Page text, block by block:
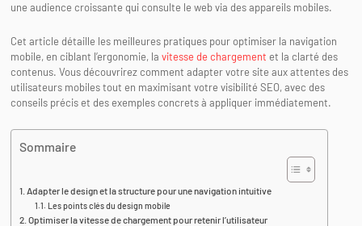
une audience croissante qui consulte le web via des appareils mobiles.
Cet article détaille les meilleures pratiques pour optimiser la navigation
mobile, en ciblant l’ergonomie, lavitesse de chargement et la clarté des
contenus. Vous découvrirez comment adapter votre site aux attentes des
utilisateurs mobiles tout en maximisant votre visibilité SEO, avec des
conseils précis et des exemples concrets à appliquer immédiatement.
Sommaire
Adapter le design et la structure pour une navigation intuitive
Les points clés du design mobile
Optimiser la vitesse de chargement pour retenir l’utilisateur